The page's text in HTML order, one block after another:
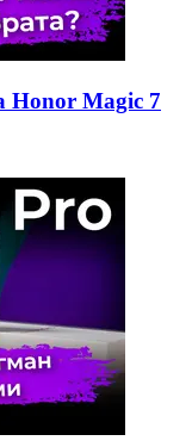
Honor Magic 7